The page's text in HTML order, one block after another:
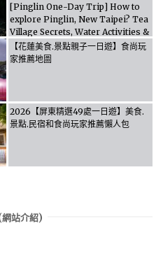
[Pinglin One-Day Trip] How to
explore Pinglin, New Taipei? Tea
Village Secrets, Water Activities &
Food, Let the guide take you
through it all!
【花蓮美食.景點親子一日遊】食尚玩
家推薦地圖
2026【屏東精選49處一日遊】美食.
景點.民宿和食尚玩家推薦懶人包
站介紹)